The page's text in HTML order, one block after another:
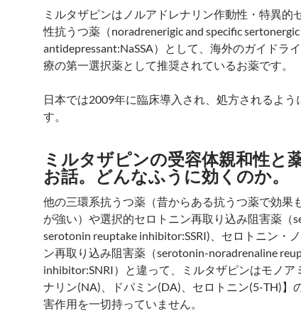
ミルタザピンはノルアドレナリン作動性・特異的
性抗うつ薬（noradrenerigic and specific sertonergic
antidepressant:NaSSA）として、海外のガイドラ
療の第一選択薬として推奨されているお薬です。
日本では2009年に臨床導入され、処方されるよう
す。
ミルタザピンの受容体親和性と
お話。どんなふうに効くのか。
他の三環系抗うつ薬（昔からある抗うつ薬で効果
が強い）や選択的セロトニン再取り込み阻害薬（
serotonin reuptake inhibitor:SSRI)、セロトニン・
ン再取り込み阻害薬（serotonin-noradrenaline
inhibitor:SNRI）と違って、ミルタザピンはモノア
ナリン(NA)、ドパミン(DA)、セロトニン(5-TH)】
害作用を一切持っていません。